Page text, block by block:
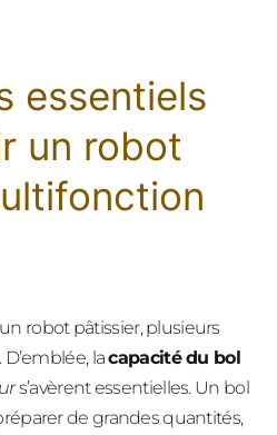
essentiels
un robot
robot pâtissier, plusieurs
lacapacité du bol
s’avèrent essentielles. Un bol
de grandes quantités,